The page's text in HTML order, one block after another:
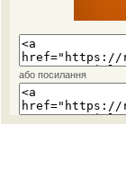
або посилання